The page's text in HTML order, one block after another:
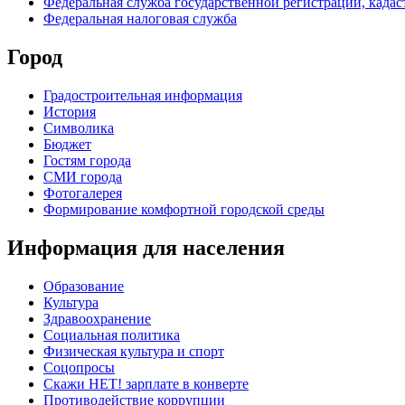
Федеральная налоговая служба
Город
Градостроительная информация
История
Символика
Бюджет
Гостям города
СМИ города
Фотогалерея
Формирование комфортной городской среды
Информация для населения
Образование
Культура
Здравоохранение
Социальная политика
Физическая культура и спорт
Соцопросы
Скажи НЕТ! зарплате в конверте
Противодействие коррупции